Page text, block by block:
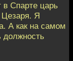
в Спарте царь
Я
А как на самом
должность